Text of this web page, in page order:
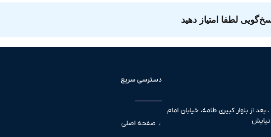
لطفا امتیاز دهید
از بلوار کبیری طامه، خیابان امام
نیایش
دسترسی سریع
صفحه اصلی